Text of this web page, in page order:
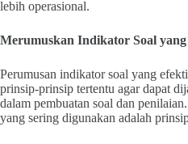
lebih operasional.
Merumuskan Indikator Soal
Perumusan indikator soal yang
prinsip-prinsip tertentu agar dapat
dalam pembuatan soal dan
yang sering digunakan adalah